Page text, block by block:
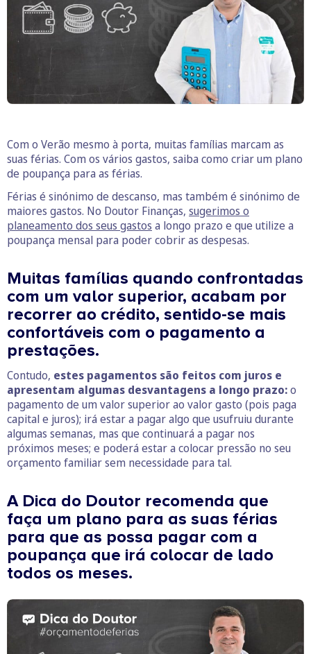
Com o Verão mesmo à porta, muitas famílias marcam as
suas férias. Com os vários gastos, saiba como criar um plano
de poupança para as férias.
Férias é sinónimo de descanso, mas também é sinónimo de
maiores gastos. No Doutor Finanças, sugerimos o
planeamento dos seus gastos a longo prazo e que utilize a
poupança mensal para poder cobrir as despesas.
Muitas famílias quando confrontadas
com um valor superior, acabam por
recorrer ao crédito, sentido-se mais
confortáveis com o pagamento a
prestações.
Contudo, estes pagamentos são feitos com juros e
apresentam algumas desvantagens a longo prazo:o
pagamento de um valor superior ao valor gasto (pois paga
capital e juros); irá estar a pagar algo que usufruiu durante
algumas semanas, mas que continuará a pagar nos
próximos meses; e poderá estar a colocar pressão no seu
orçamento familiar sem necessidade para tal.
A Dica do Doutor recomenda que
faça um plano para as suas férias
para que as possa pagar com a
poupança que irá colocar de lado
todos os meses.